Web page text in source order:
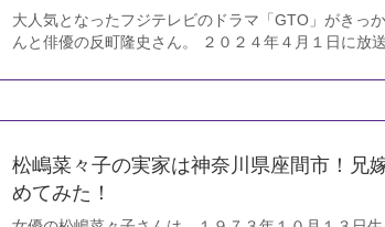
大人気となったフジテレビのドラマ「GTO」がきっ
んと俳優の反町隆史さん。 ２０２４年４月１日に放
松嶋菜々子の実家は神奈川県座間市！兄
めてみた！